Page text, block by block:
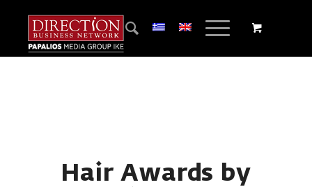
Hair Awards by